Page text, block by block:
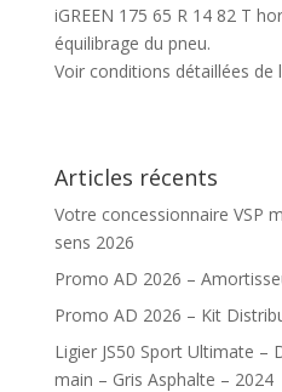
iGREEN 175 65 R 14 82 T
équilibrage du pneu.
Voir conditions détaillées de
Articles récents
Votre concessionnaire VSP
sens 2026
Promo AD 2026 –
Promo AD 2026 – Kit
Ligier JS50 Sport Ultimate –
main – Gris Asphalte – 2024